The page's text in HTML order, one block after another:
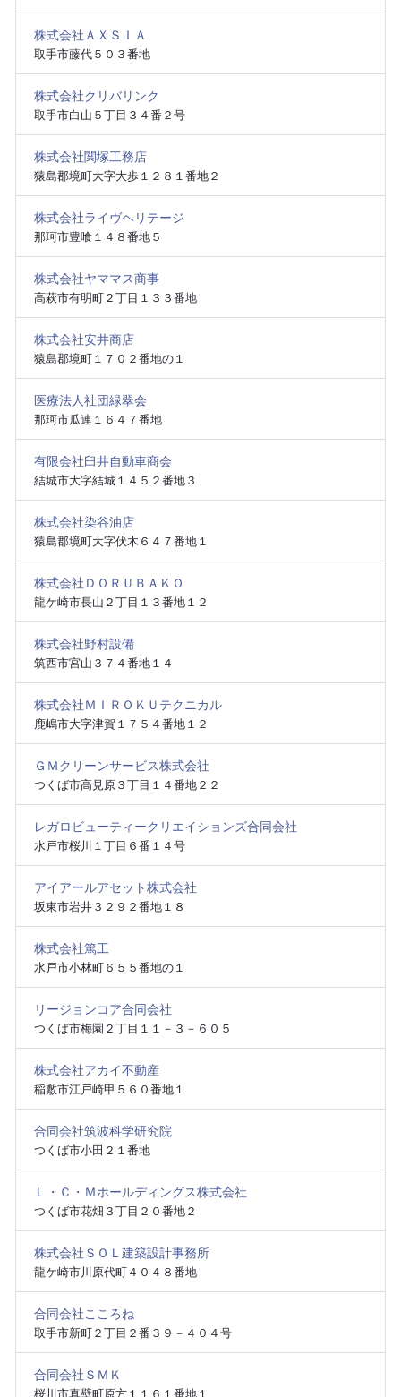
株式会社ＡＸＳＩＡ
取手市藤代５０３番地
株式会社クリバリンク
取手市白山５丁目３４番２号
株式会社関塚工務店
猿島郡境町大字大歩１２８１番地２
株式会社ライヴヘリテージ
那珂市豊喰１４８番地５
株式会社ヤママス商事
高萩市有明町２丁目１３３番地
株式会社安井商店
猿島郡境町１７０２番地の１
医療法人社団緑翠会
那珂市瓜連１６４７番地
有限会社臼井自動車商会
結城市大字結城１４５２番地３
株式会社染谷油店
猿島郡境町大字伏木６４７番地１
株式会社ＤＯＲＵＢＡＫＯ
龍ケ崎市長山２丁目１３番地１２
株式会社野村設備
筑西市宮山３７４番地１４
株式会社ＭＩＲＯＫＵテクニカル
鹿嶋市大字津賀１７５４番地１２
ＧＭクリーンサービス株式会社
つくば市高見原３丁目１４番地２２
レガロビューティークリエイションズ合同会社
水戸市桜川１丁目６番１４号
アイアールアセット株式会社
坂東市岩井３２９２番地１８
株式会社篤工
水戸市小林町６５５番地の１
リージョンコア合同会社
つくば市梅園２丁目１１－３－６０５
株式会社アカイ不動産
稲敷市江戸崎甲５６０番地１
合同会社筑波科学研究院
つくば市小田２１番地
Ｌ・Ｃ・Ｍホールディングス株式会社
つくば市花畑３丁目２０番地２
株式会社ＳＯＬ建築設計事務所
龍ケ崎市川原代町４０４８番地
合同会社こころね
取手市新町２丁目２番３９－４０４号
合同会社ＳＭＫ
桜川市真壁町原方１１６１番地１